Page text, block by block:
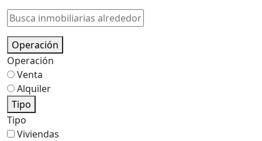
Operación
Operación
Venta
Alquiler
Tipo
Tipo
Viviendas